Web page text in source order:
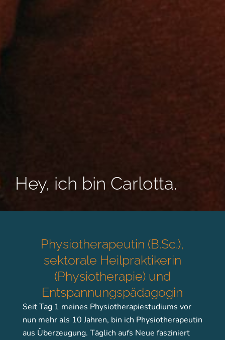
Hey, ich bin Carlotta.
Physiotherapeutin (B.Sc.),
sektorale Heilpraktikerin
(Physiotherapie) und
Entspannungspädagogin
Seit Tag 1 meines Physiotherapiestudiums vor
nun mehr als 10 Jahren, bin ich Physiotherapeutin
aus Überzeugung. Täglich aufs Neue fasziniert